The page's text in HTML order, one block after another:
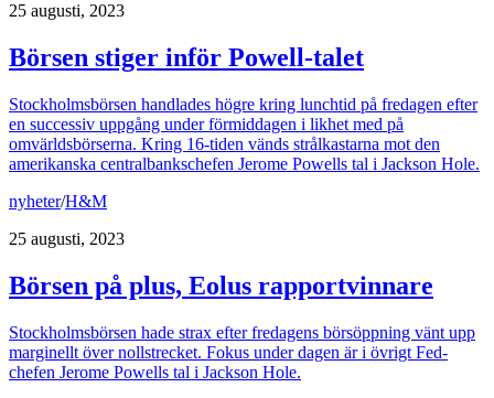
25 augusti, 2023
Börsen stiger inför Powell-talet
Stockholmsbörsen handlades högre kring lunchtid på fredagen efter
en successiv uppgång under förmiddagen i likhet med på
omvärldsbörserna. Kring 16-tiden vänds strålkastarna mot den
amerikanska centralbankschefen Jerome Powells tal i Jackson Hole.
nyheter/H&M
25 augusti, 2023
Börsen på plus, Eolus rapportvinnare
Stockholmsbörsen hade strax efter fredagens börsöppning vänt upp
marginellt över nollstrecket. Fokus under dagen är i övrigt Fed-
chefen Jerome Powells tal i Jackson Hole.